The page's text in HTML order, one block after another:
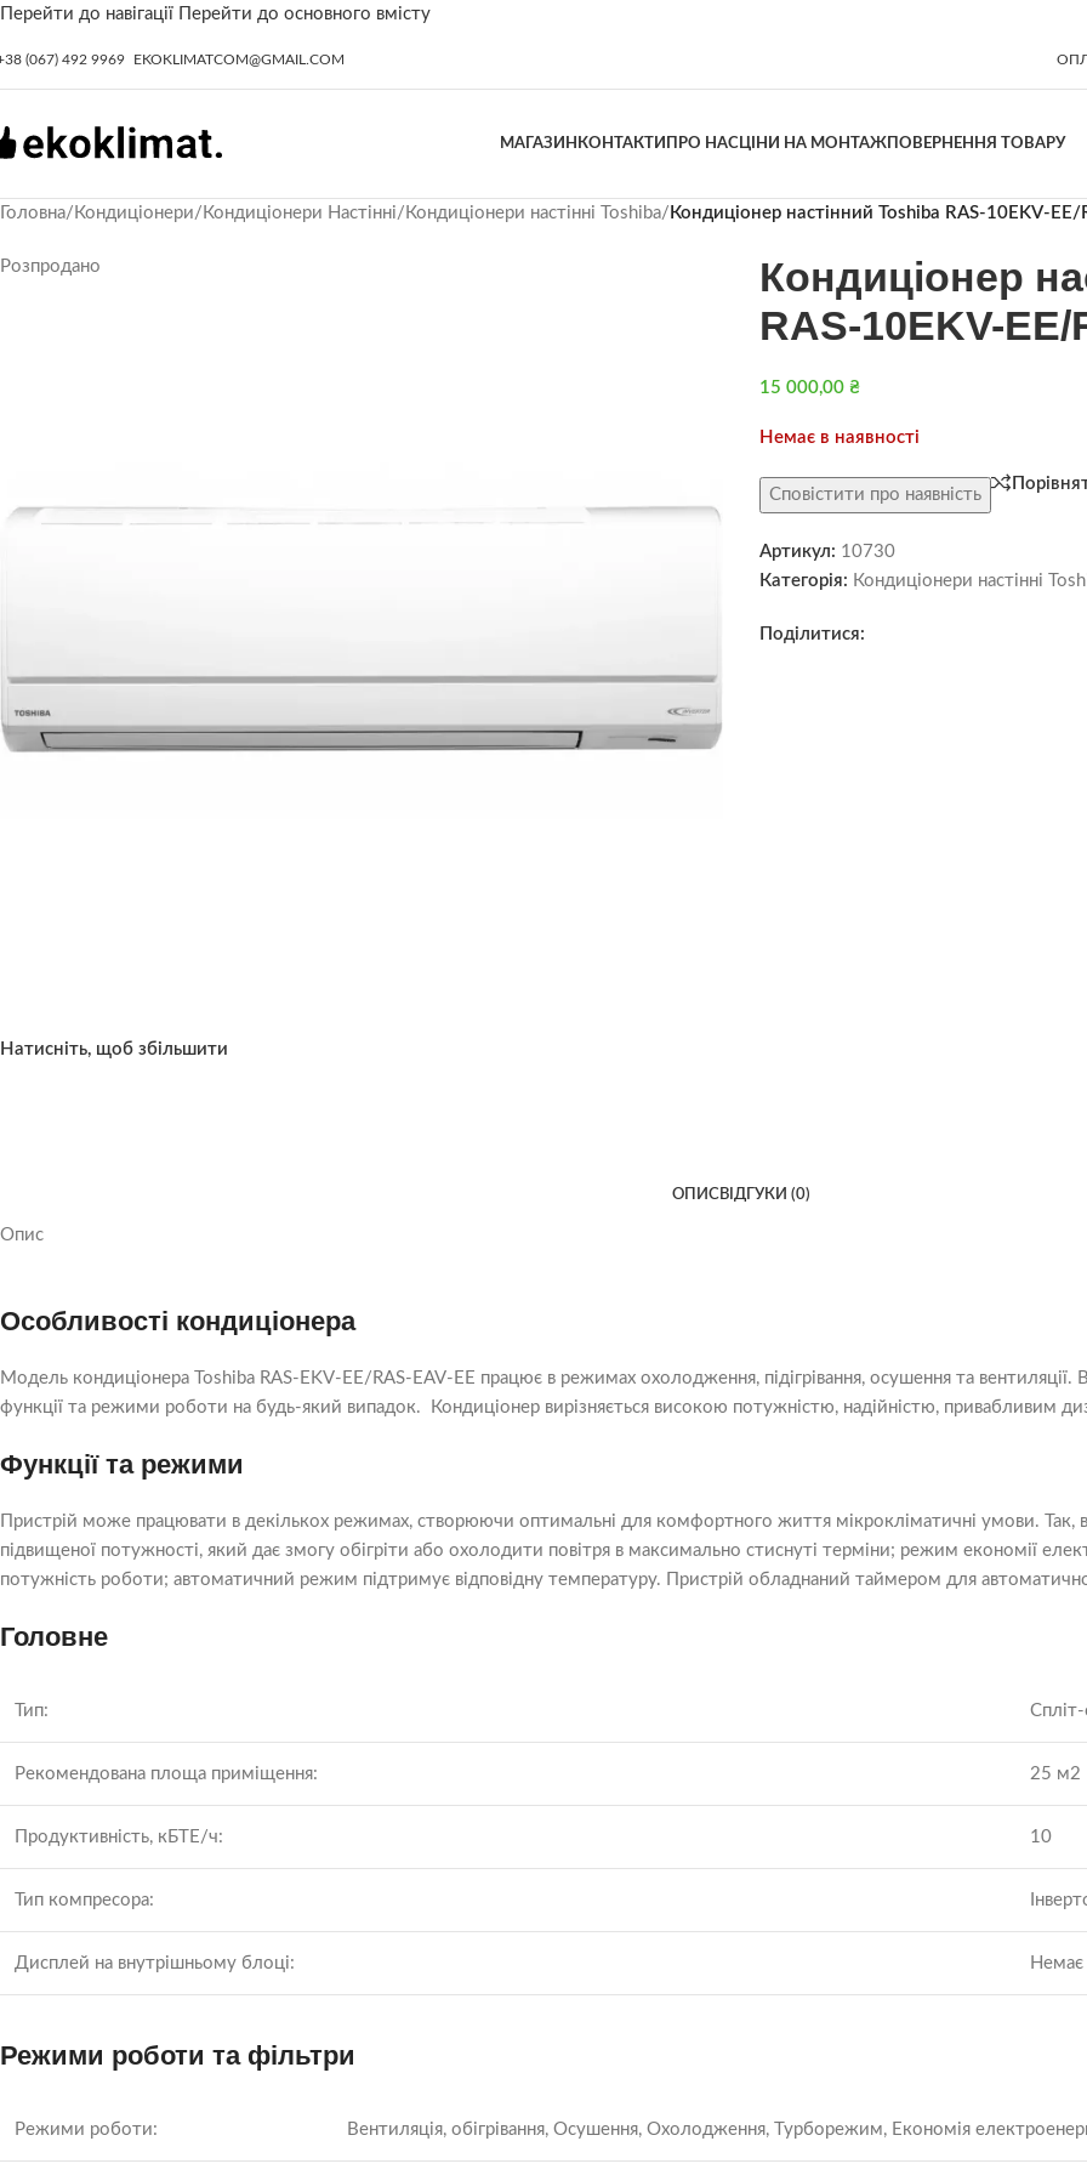
Перейти до навігації Перейти до основного вмісту
(067) 492 9969 EKOKLIMATCOM@GMAIL.COM
МАГАЗИН КОНТАКТИ ПРО НАСЦІНИ НА МОНТАЖПОВЕРНЕННЯ ТОВАРУ
Головна/ Кондиціонери/ Кондиціонери Настінні/ Кондиціонери настінні Toshiba/ Кондиціонер настінний Toshiba RAS-10EKV-EE/
Розпродано
Натисніть, щоб збільшити
Кондиціонер
RAS-10EKV-EE/
15 000,00 ₴
Немає в наявності
Сповістити про наявність
Артикул: 10730
Категорія: Кондиціонери настінні
Поділитися:
ОПИСВІДГУКИ (0)
Опис
Особливості кондиціонера
Модель кондиціонера Toshiba RAS-EKV-EE/RAS-EAV-EE працює в режимах охолодження, підігрівання, осушення та
функції та режими роботи на будь-який випадок. Кондиціонер вирізняється високою потужністю, надійністю, привабливим
Функції та режими
Пристрій може працювати в декількох режимах, створюючи оптимальні для комфортного життя мікрокліматичні умови. Так,
підвищеної потужності, який дає змогу обігріти або охолодити повітря в максимально стиснуті терміни; режим економії
потужність роботи; автоматичний режим підтримує відповідну температуру. Пристрій обладнаний таймером для
Головне
Тип:
Рекомендована площа приміщення: 25 м2
Продуктивність, кБТЕ/ч: 10
Тип компресора:
Дисплей на внутрішньому блоці: Немає
Режими роботи та фільтри
Режими роботи: Вентиляція, обігрівання, Осушення, Охолодження, Турборежим, Економія